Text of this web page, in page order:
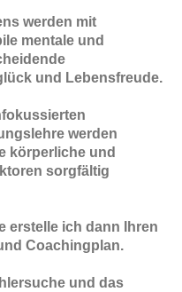
werden mit
mentale und
und Lebensfreude.
werden
körperliche und
sorgfältig
erstelle ich dann Ihren
Coachingplan.
und das